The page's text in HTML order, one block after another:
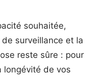
souhaitée,
de surveillance et la
reste sûre : pour
longévité de vos